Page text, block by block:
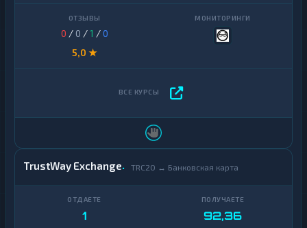
0 / 0 /1 /0
5,0 ★
TrustWay Exchange TRC20 ↔ Банковская карта
1 92,36